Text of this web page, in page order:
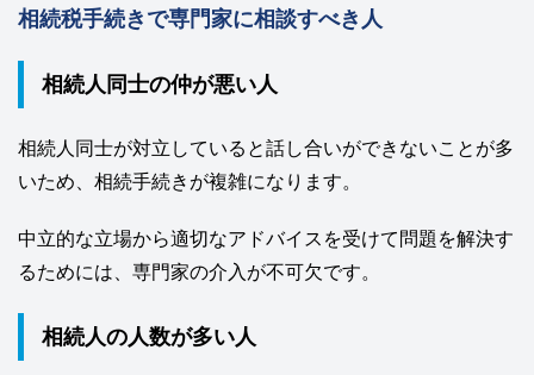
相続税手続きで専門家に相談すべき人
相続人同士の仲が悪い人
相続人同士が対立していると話し合いができないことが多
いため、相続手続きが複雑になります。
中立的な立場から適切なアドバイスを受けて問題を解決す
るためには、専門家の介入が不可欠です。
相続人の人数が多い人